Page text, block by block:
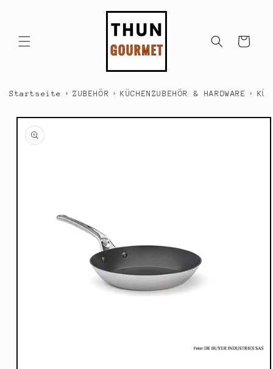
Warenkorb
Startseite › ZUBEHÖR › KÜCHENZUBEHÖR & HARDWARE ›